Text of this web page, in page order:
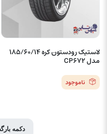
لاستیک رودستون کره 185/60/14
مدل CP672
ناموجود
دکمه